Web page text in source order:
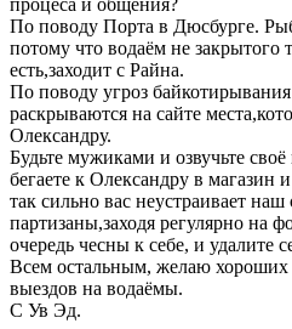
По поводу Порта в Дюсбурге.
потому что водаём не закрытого
есть,заходит с Райна.
По поводу угроз байкотирывания
раскрываются на сайте
Олександру.
Будьте мужиками и озвучьте
бегаете к Олександру в магазин
так сильно вас неустраивает наш
партизаны,заходя регулярно на
очередь чесны к себе, и удалите
Всем остальным, желаю
выездов на водаёмы.
С Ув Эд.